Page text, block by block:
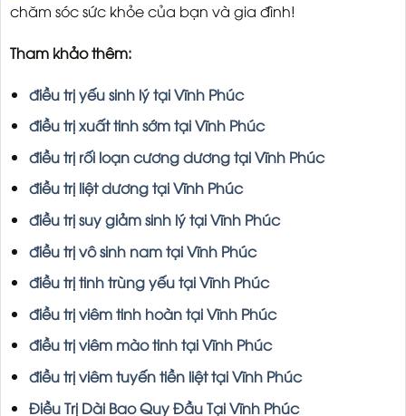
chăm sóc sức khỏe của bạn và gia đình!
Tham khảo thêm:
điều trị yếu sinh lý tại Vĩnh Phúc
điều trị xuất tinh sớm tại Vĩnh Phúc
điều trị rối loạn cương dương tại Vĩnh Phúc
điều trị liệt dương tại Vĩnh Phúc
điều trị suy giảm sinh lý tại Vĩnh Phúc
điều trị vô sinh nam tại Vĩnh Phúc
điều trị tinh trùng yếu tại Vĩnh Phúc
điều trị viêm tinh hoàn tại Vĩnh Phúc
điều trị viêm mào tinh tại Vĩnh Phúc
điều trị viêm tuyến tiền liệt tại Vĩnh Phúc
Điều Trị Dài Bao Quy Đầu Tại Vĩnh Phúc